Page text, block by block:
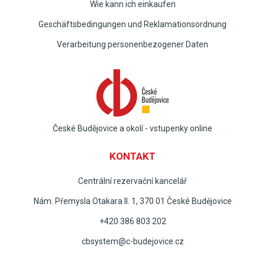
Wie kann ich einkaufen
Geschäftsbedingungen und Reklamationsordnung
Verarbeitung personenbezogener Daten
České Budějovice a okolí - vstupenky online
KONTAKT
Centrální rezervační kancelář
Nám. Přemysla Otakara II. 1, 370 01 České Budějovice
+420 386 803 202
cbsystem@c-budejovice.cz